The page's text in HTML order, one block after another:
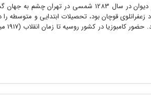
زعفرانلوى قوچان بود، تحصیلات ابتدایى و متوسطه